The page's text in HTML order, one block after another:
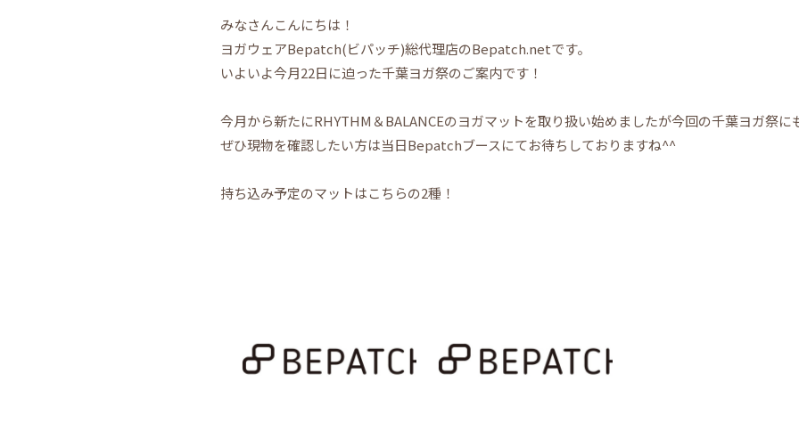
みなさんこんにちは！
ヨガウェアBepatch(ビパッチ)総代理店のBepatch.netです。
いよいよ今月22日に迫った千葉ヨガ祭のご案内です！
今月から新たにRHYTHM＆BALANCEのヨガマットを取り扱い始めましたが今回の千葉ヨガ祭
ぜひ現物を確認したい方は当日Bepatchブースにてお待ちしておりますね^^
持ち込み予定のマットはこちらの2種！